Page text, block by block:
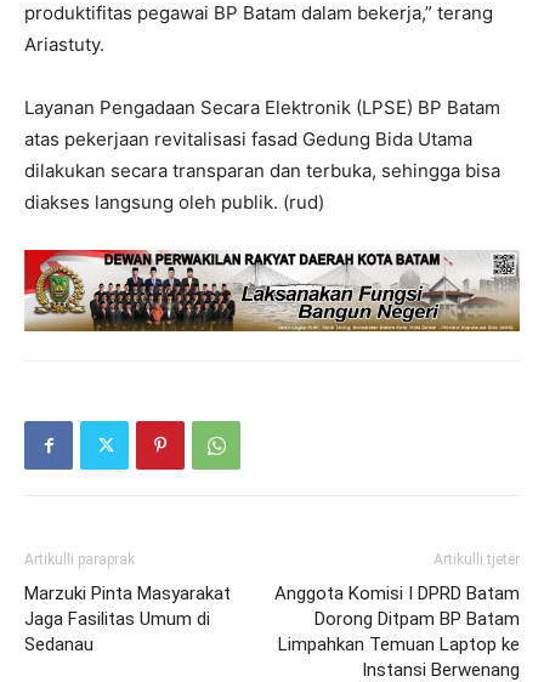
produktifitas pegawai BP Batam dalam bekerja,” terang
Ariastuty.
Layanan Pengadaan Secara Elektronik (LPSE) BP Batam
atas pekerjaan revitalisasi fasad Gedung Bida Utama
dilakukan secara transparan dan terbuka, sehingga bisa
diakses langsung oleh publik. (rud)
Artikulli paraprak
Marzuki Pinta Masyarakat
Jaga Fasilitas Umum di
Sedanau
Artikulli tjetër
Anggota Komisi I DPRD Batam
Dorong Ditpam BP Batam
Limpahkan Temuan Laptop ke
Instansi Berwenang